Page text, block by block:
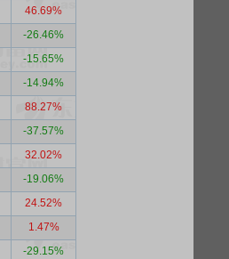
46.69%
-26.46%
-15.65%
-14.94%
88.27%
-37.57%
32.02%
-19.06%
24.52%
1.47%
-29.15%